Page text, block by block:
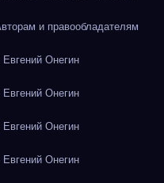
и правообладателям
Онегин
Онегин
Онегин
Онегин